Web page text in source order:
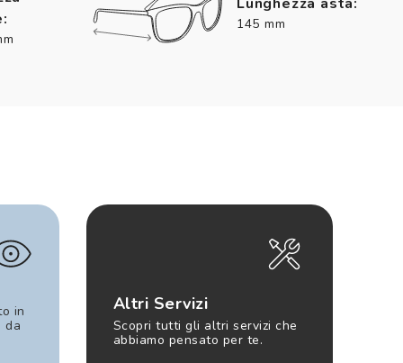
145 mm
in
da
Altri Servizi
Scopri tutti gli altri servizi che
abbiamo pensato per te.